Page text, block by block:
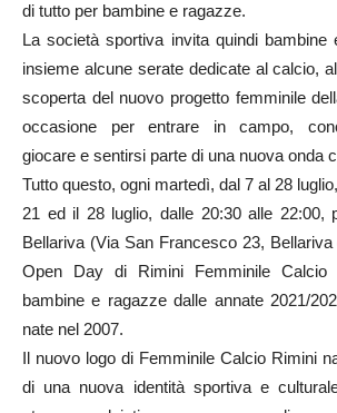
di tutto per bambine e ragazze.
La società sportiva invita quindi
insieme alcune serate dedicate al calcio,
scoperta del nuovo progetto femminile
occasione per entrare in campo,
giocare e sentirsi parte di una nuova onda
Tutto questo, ogni martedì, dal 7 al 28
21 ed il 28 luglio, dalle 20:30 alle 22:00,
Bellariva (Via San Francesco 23,
Open Day di Rimini Femminile Calcio
bambine e ragazze dalle annate 2021/
nate nel 2007.
Il nuovo logo di Femminile Calcio Rimini
di una nuova identità sportiva e